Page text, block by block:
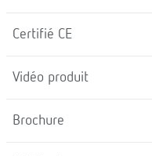
Certifié CE
Vidéo produit
Brochure